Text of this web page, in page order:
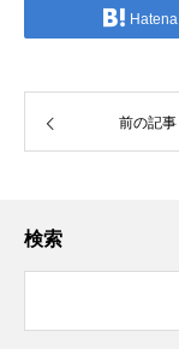
Hatena
前の記事
検索